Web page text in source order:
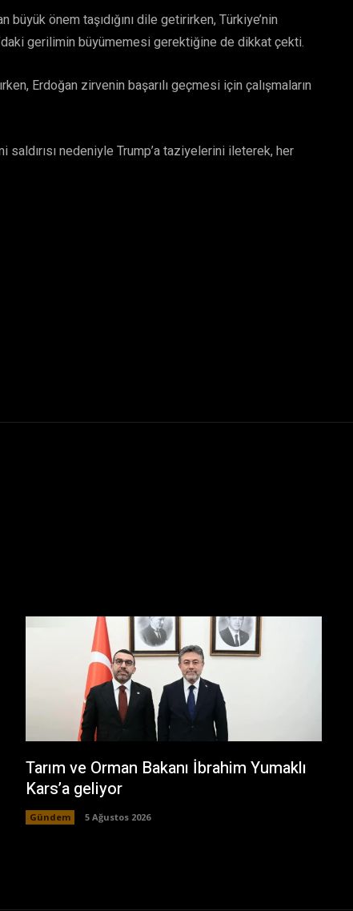
büyük önem taşıdığını dile getirirken, Türkiye’nin
gerilimin büyümemesi gerektiğine de dikkat çekti.
Erdoğan zirvenin başarılı geçmesi için çalışmaların
saldırısı nedeniyle Trump’a taziyelerini ileterek, her
Tarım ve Orman Bakanı İbrahim Yumaklı
Kars’a geliyor
Gündem 5 Ağustos 2026